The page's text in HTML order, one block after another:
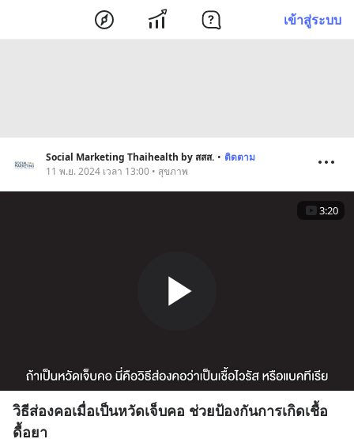
เข้าสู่ระบบ
Social Marketing Thaihealth by สสส. • ติดตาม
11 พ.ย. 2024 เวลา 13:00 • สุขภาพ
3:20
วิธีส่องคอเมื่อเป็นหวัดเจ็บคอ ช่วยป้องกันการเกิดเชื้อ
ดื้อยา